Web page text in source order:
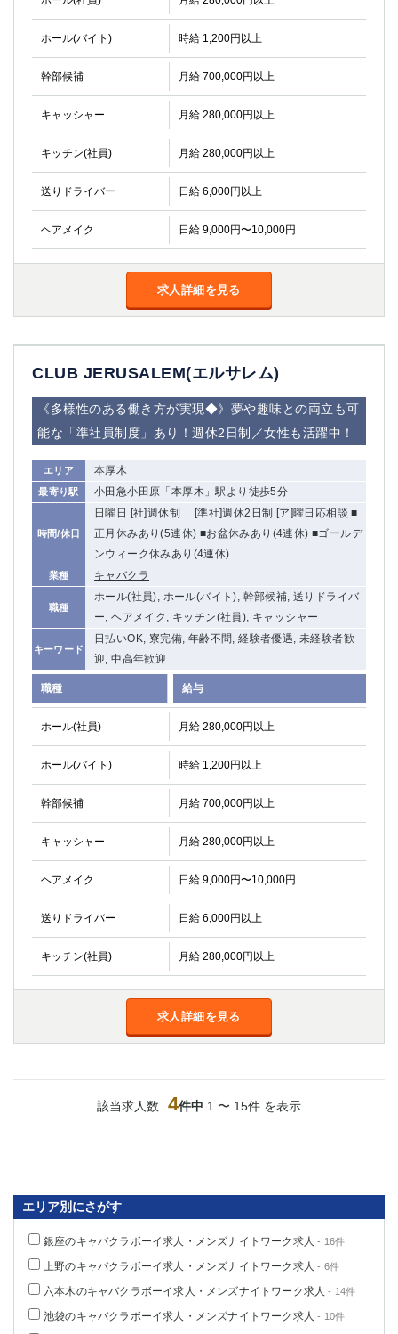
ホール(バイト) 時給 1,200円以上
幹部候補 月給 700,000円以上
キャッシャー 月給 280,000円以上
キッチン(社員) 月給 280,000円以上
送りドライバー 日給 6,000円以上
ヘアメイク 日給 9,000円〜10,000円
求人詳細を見る
CLUB JERUSALEM(エルサレム)
《多様性のある働き方が実現◆》夢や趣味との両立も可
能な「準社員制度」あり！週休2日制／女性も活躍中！
エリア 本厚木
最寄り駅 小田急小田原「本厚木」駅より徒歩5分
時間/休日
日曜日 [社]週休制 [準社]週休2日制 [ア]曜日応相談 ■
正月休みあり(5連休) ■お盆休みあり(4連休) ■ゴールデ
ンウィーク休みあり(4連休)
業種 キャバクラ
職種
ホール(社員), ホール(バイト), 幹部候補, 送りドライバ
ー, ヘアメイク, キッチン(社員), キャッシャー
キーワード
日払いOK, 寮完備, 年齢不問, 経験者優遇, 未経験者歓
迎, 中高年歓迎
職種 給与
ホール(社員) 月給 280,000円以上
ホール(バイト) 時給 1,200円以上
幹部候補 月給 700,000円以上
キャッシャー 月給 280,000円以上
ヘアメイク 日給 9,000円〜10,000円
送りドライバー 日給 6,000円以上
キッチン(社員) 月給 280,000円以上
求人詳細を見る
該当求人数 4件中 1 〜 15件 を表示
エリア別にさがす
銀座のキャバクラボーイ求人・メンズナイトワーク求人 - 16件
上野のキャバクラボーイ求人・メンズナイトワーク求人 - 6件
六本木のキャバクラボーイ求人・メンズナイトワーク求人 - 14件
池袋のキャバクラボーイ求人・メンズナイトワーク求人 - 10件
該当求人 選択した内容で設定